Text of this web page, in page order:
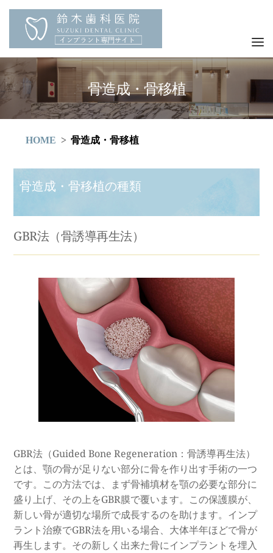
骨造成・骨移植
HOME 骨造成・骨移植
骨造成・骨移植の種類
GBR法（骨誘導再生法）
GBR法（Guided Bone Regeneration：骨誘導再生法）
とは、顎の骨が足りない部分に骨を作り出す手術の一つ
です。この方法では、まず骨補填材を顎の必要な部分に
盛り上げ、その上をGBR膜で覆います。この保護膜が、
新しい骨が適切な場所で成長するのを助けます。インプ
ラント治療でGBR法を用いる場合、大体半年ほどで骨が
再生します。その新しく出来た骨にインプラントを埋入